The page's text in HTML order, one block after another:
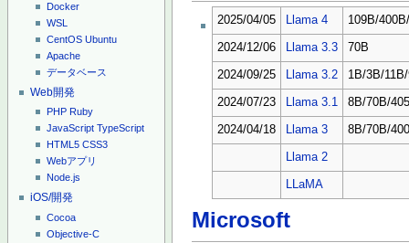
Docker
WSL
CentOS Ubuntu
Apache
データベース
Web開発
PHP Ruby
JavaScript TypeScript
HTML5 CSS3
Webアプリ
Node.js
iOS/開発
Cocoa
Objective-C
2025/04/05 Llama 4 109B/
2024/12/06 Llama 3.3 70B
2024/09/25 Llama 3.2 1B/3B/
2024/07/23 Llama 3.1 8B/70B/
2024/04/18 Llama 3 8B/70B/
Llama 2
LLaMA
Microsoft